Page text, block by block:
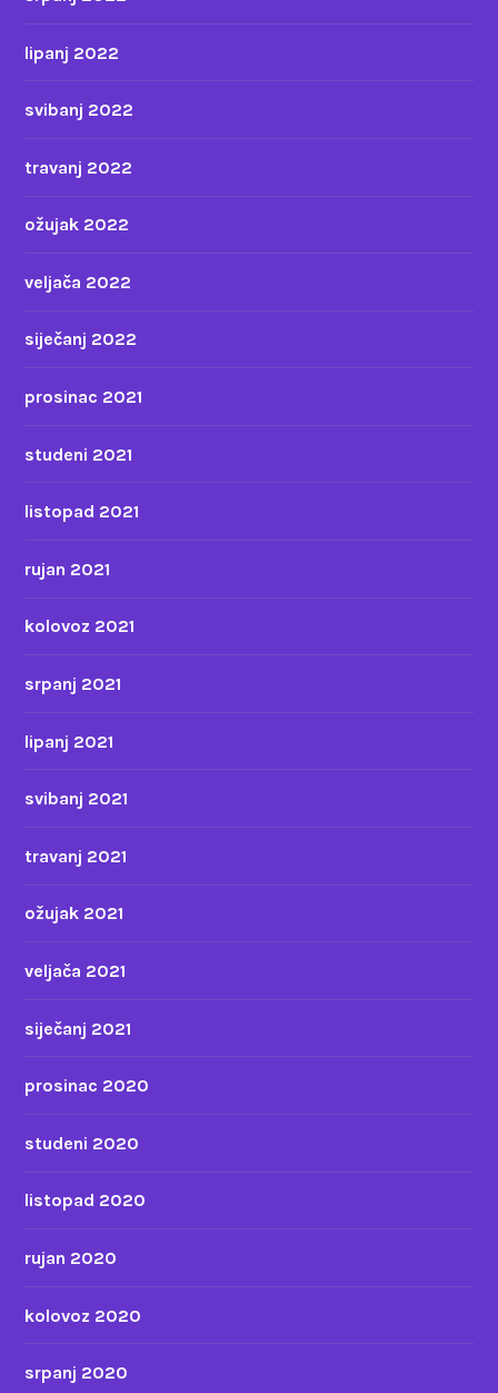
lipanj 2022
svibanj 2022
travanj 2022
ožujak 2022
veljača 2022
siječanj 2022
prosinac 2021
studeni 2021
listopad 2021
rujan 2021
kolovoz 2021
srpanj 2021
lipanj 2021
svibanj 2021
travanj 2021
ožujak 2021
veljača 2021
siječanj 2021
prosinac 2020
studeni 2020
listopad 2020
rujan 2020
kolovoz 2020
srpanj 2020